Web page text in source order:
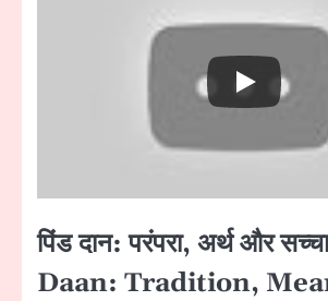
पिंड दान: परंपरा, अर्थ और
Daan: Tradition,